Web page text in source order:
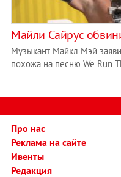
Майли Сайрус
Музыкант Майкл Мэй
похожа на песню We Run
Про нас
Реклама на сайте
Ивенты
Редакция